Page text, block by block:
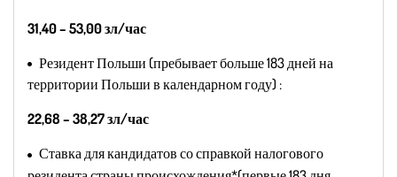
31,40 – 53,00 зл/час
Резидент Польши (пребывает больше 183 дней на
территории Польши в календарном году) :
22,68 – 38,27 зл/час
Ставка для кандидатов со справкой налогового